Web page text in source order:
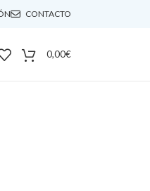
CONTACTO
0,00€